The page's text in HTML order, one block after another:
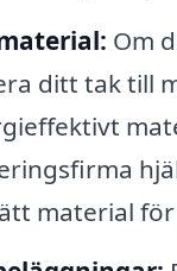
Om
ditt tak till
material